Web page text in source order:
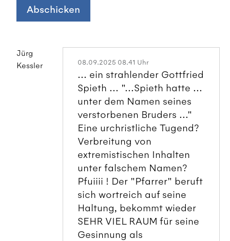
Abschicken
Jürg
Kessler
08.09.2025 08.41 Uhr
... ein strahlender Gottfried
Spieth ... "...Spieth hatte ...
unter dem Namen seines
verstorbenen Bruders ..."
Eine urchristliche Tugend?
Verbreitung von
extremistischen Inhalten
unter falschem Namen?
Pfuiiii ! Der "Pfarrer" beruft
sich wortreich auf seine
Haltung, bekommt wieder
SEHR VIEL RAUM für seine
Gesinnung als